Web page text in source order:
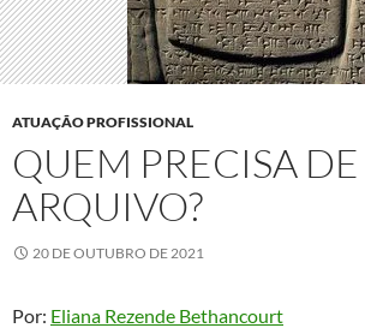
ATUAÇÃO PROFISSIONAL
QUEM PRECISA DE
ARQUIVO?
20 DE OUTUBRO DE 2021
Por: Eliana Rezende Bethancourt